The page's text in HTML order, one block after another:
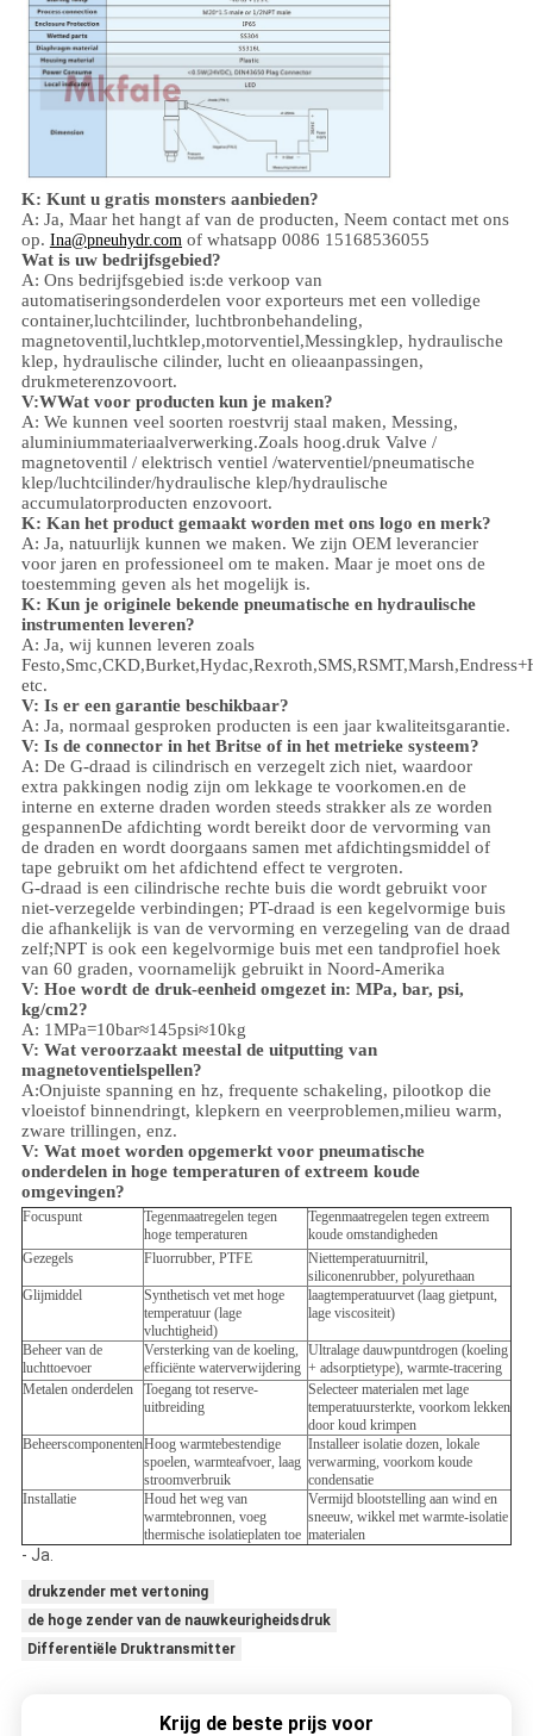
K: Kunt u gratis monsters aanbieden?
A: Ja, Maar het hangt af van de producten, Neem contact met ons
op. Ina@pneuhydr.com of whatsapp 0086 15168536055
Wat is uw bedrijfsgebied?
A: Ons bedrijfsgebied is:de verkoop van
automatiseringsonderdelen voor exporteurs met een volledige
container,luchtcilinder, luchtbronbehandeling,
magnetoventil,luchtklep,motorventiel,Messingklep, hydraulische
klep, hydraulische cilinder, lucht en olieaanpassingen,
drukmeterenzovoort.
V:WWat voor producten kun je maken?
A: We kunnen veel soorten roestvrij staal maken, Messing,
aluminiummateriaalverwerking.Zoals hoog.druk Valve /
magnetoventil / elektrisch ventiel /waterventiel/pneumatische
klep/luchtcilinder/hydraulische klep/hydraulische
accumulatorproducten enzovoort.
K: Kan het product gemaakt worden met ons logo en merk?
A: Ja, natuurlijk kunnen we maken. We zijn OEM leverancier
voor jaren en professioneel om te maken. Maar je moet ons de
toestemming geven als het mogelijk is.
K: Kun je originele bekende pneumatische en hydraulische
instrumenten leveren?
A: Ja, wij kunnen leveren zoals
etc.
V: Is er een garantie beschikbaar?
A: Ja, normaal gesproken producten is een jaar kwaliteitsgarantie.
V: Is de connector in het Britse of in het metrieke systeem?
A: De G-draad is cilindrisch en verzegelt zich niet, waardoor
extra pakkingen nodig zijn om lekkage te voorkomen.en de
interne en externe draden worden steeds strakker als ze worden
gespannenDe afdichting wordt bereikt door de vervorming van
de draden en wordt doorgaans samen met afdichtingsmiddel of
tape gebruikt om het afdichtend effect te vergroten.
G-draad is een cilindrische rechte buis die wordt gebruikt voor
niet-verzegelde verbindingen; PT-draad is een kegelvormige buis
die afhankelijk is van de vervorming en verzegeling van de draad
zelf;NPT is ook een kegelvormige buis met een tandprofiel hoek
van 60 graden, voornamelijk gebruikt in Noord-Amerika
V: Hoe wordt de druk-eenheid omgezet in: MPa, bar, psi,
kg/cm2?
A: 1MPa=10bar≈145psi≈10kg
V: Wat veroorzaakt meestal de uitputting van
magnetoventielspellen?
A:Onjuiste spanning en hz, frequente schakeling, pilootkop die
vloeistof binnendringt, klepkern en veerproblemen,milieu warm,
zware trillingen, enz.
V: Wat moet worden opgemerkt voor pneumatische
onderdelen in hoge temperaturen of extreem koude
omgevingen?
Focuspunt
Tegenmaatregelen tegen
hoge temperaturen
Tegenmaatregelen tegen extreem
koude omstandigheden
Gezegels
Fluorrubber, PTFE
Niettemperatuurnitril,
siliconenrubber, polyurethaan
Glijmiddel
Synthetisch vet met hoge
temperatuur (lage
vluchtigheid)
laagtemperatuurvet (laag gietpunt,
lage viscositeit)
Beheer van de
luchttoevoer
Versterking van de koeling,
efficiënte waterverwijdering
Ultralage dauwpuntdrogen (koeling
+ adsorptietype), warmte-tracering
Metalen onderdelen
Toegang tot reserve-
uitbreiding
Selecteer materialen met lage
temperatuursterkte, voorkom lekken
door koud krimpen
BeheerscomponentenHoog warmtebestendige
spoelen, warmteafvoer, laag
stroomverbruik
Installeer isolatie dozen, lokale
verwarming, voorkom koude
condensatie
Installatie
Houd het weg van
warmtebronnen, voeg
thermische isolatieplaten toe
Vermijd blootstelling aan wind en
sneeuw, wikkel met warmte-isolatie
materialen
- Ja.
drukzender met vertoning
de hoge zender van de nauwkeurigheidsdruk
Differentiële Druktransmitter
Krijg de beste prijs voor